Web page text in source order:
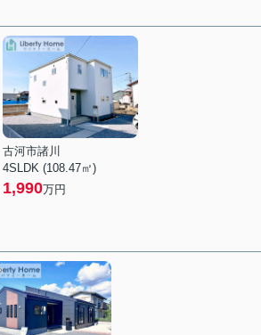
古河市諸川
4SLDK (108.47㎡)
1,990万円